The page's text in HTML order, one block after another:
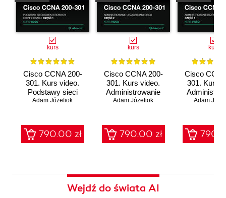
kurs
Cisco CCNA 200-
301. Kurs video.
Podstawy sieci
komputerowych i
Adam Józefiok
790.00 zł
kurs
Cisco CCNA 200-
301. Kurs video.
Administrowanie
urządzeniami Cisco
Adam Józefiok
790.00 zł
kurs
Cisco
301. Kurs
Adam
Wejdź do świata AI